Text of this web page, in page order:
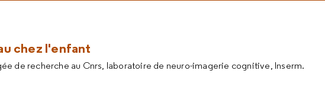
chez l'enfant
de recherche au Cnrs, laboratoire de neuro-imagerie cognitive, Inserm.